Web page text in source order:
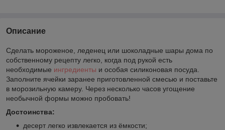
Описание
Сделать мороженое, леденец или шоколадные шары дома по
собственному рецепту легко, когда под рукой есть
необходимые ингредиенты и особая силиконовая посуда.
Заполните ячейки заранее приготовленной смесью и поставьте
в морозильную камеру. Через несколько часов угощение
необычной формы можно пробовать!
Достоинства:
десерт легко извлекается из ёмкости;